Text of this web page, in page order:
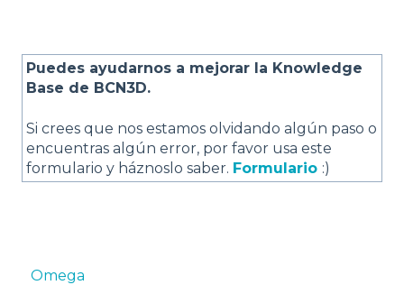
Puedes ayudarnos a mejorar la Knowledge
Base de BCN3D.
Si crees que nos estamos olvidando algún paso o
encuentras algún error, por favor usa este
formulario y háznoslo saber. Formulario :)
Omega